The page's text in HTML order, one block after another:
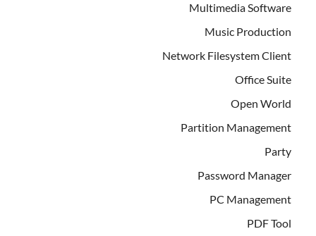
Multimedia Software
Music Production
Network Filesystem Client
Office Suite
Open World
Partition Management
Party
Password Manager
PC Management
PDF Tool